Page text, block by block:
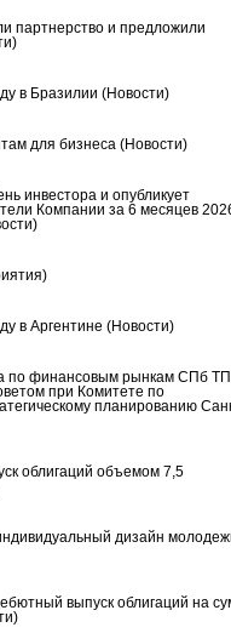
партнерство и предложили
в Бразилии (Новости)
для бизнеса (Новости)
инвестора и опубликует
Компании за 6 месяцев
в Аргентине (Новости)
по финансовым рынкам СПб
при Комитете по
планированию
облигаций объемом 7,5
дизайн
выпуск облигаций на